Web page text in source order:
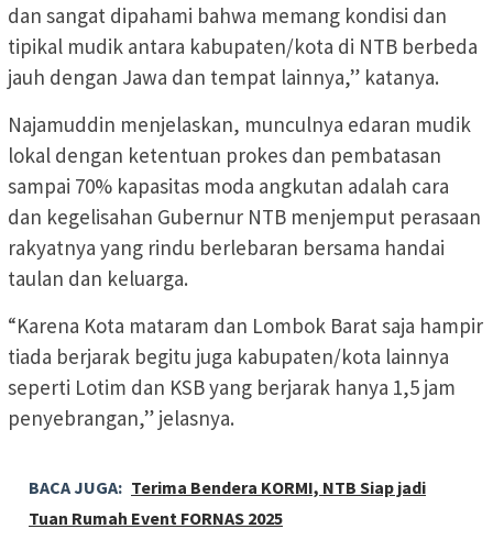
dan sangat dipahami bahwa memang kondisi dan
tipikal mudik antara kabupaten/kota di NTB berbeda
jauh dengan Jawa dan tempat lainnya,” katanya.
Najamuddin menjelaskan, munculnya edaran mudik
lokal dengan ketentuan prokes dan pembatasan
sampai 70% kapasitas moda angkutan adalah cara
dan kegelisahan Gubernur NTB menjemput perasaan
rakyatnya yang rindu berlebaran bersama handai
taulan dan keluarga.
“Karena Kota mataram dan Lombok Barat saja hampir
tiada berjarak begitu juga kabupaten/kota lainnya
seperti Lotim dan KSB yang berjarak hanya 1,5 jam
penyebrangan,” jelasnya.
BACA JUGA: Terima Bendera KORMI, NTB Siap jadi
Tuan Rumah Event FORNAS 2025